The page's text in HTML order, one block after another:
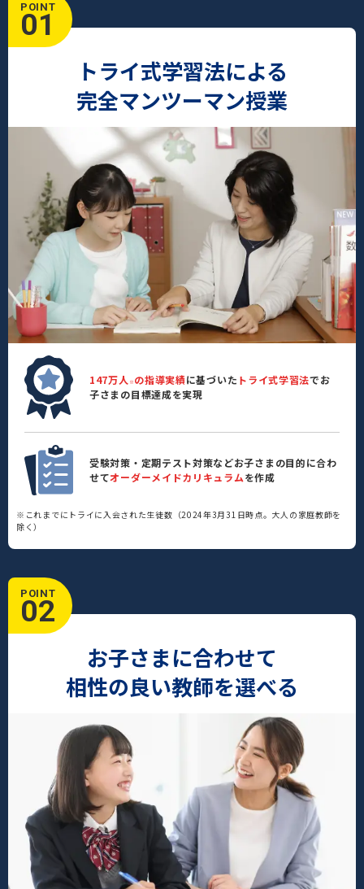
POINT
01
トライ式学習法による
完全マンツーマン授業
147万人 ※ の指導実績に基づいた トライ式学習法でお
子さまの目標達成を実現
受験対策・定期テスト対策などお子さまの目的に合わ
せてオーダーメイドカリキュラムを作成
※これまでにトライに入会された生徒数（2024年3月31日時点。大人の家庭教師を
除く）
POINT
02
お子さまに合わせて
相性の良い教師を選べる